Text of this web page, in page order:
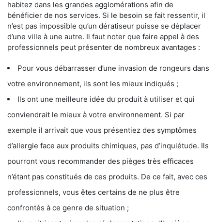
habitez dans les grandes agglomérations afin de
bénéficier de nos services. Si le besoin se fait ressentir, il
n’est pas impossible qu’un dératiseur puisse se déplacer
d’une ville à une autre. Il faut noter que faire appel à des
professionnels peut présenter de nombreux avantages :
Pour vous débarrasser d’une invasion de rongeurs dans
votre environnement, ils sont les mieux indiqués ;
Ils ont une meilleure idée du produit à utiliser et qui
conviendrait le mieux à votre environnement. Si par
exemple il arrivait que vous présentiez des symptômes
d’allergie face aux produits chimiques, pas d’inquiétude. Ils
pourront vous recommander des pièges très efficaces
n’étant pas constitués de ces produits. De ce fait, avec ces
professionnels, vous êtes certains de ne plus être
confrontés à ce genre de situation ;